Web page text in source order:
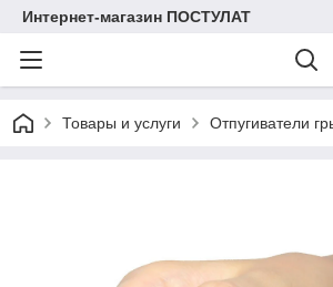
Интернет-магазин ПОСТУЛАТ
Товары и услуги Отпугиватели